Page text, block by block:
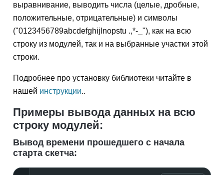
выравнивание, выводить числа (целые, дробные,
положительные, отрицательные) и символы
("0123456789abcdefghijlnopstu .,*-_"), как на всю
строку из модулей, так и на выбранные участки этой
строки.
Подробнее про установку библиотеки читайте в
нашей инструкции..
Примеры вывода данных на всю
строку модулей:
Вывод времени прошедшего с начала
старта скетча: